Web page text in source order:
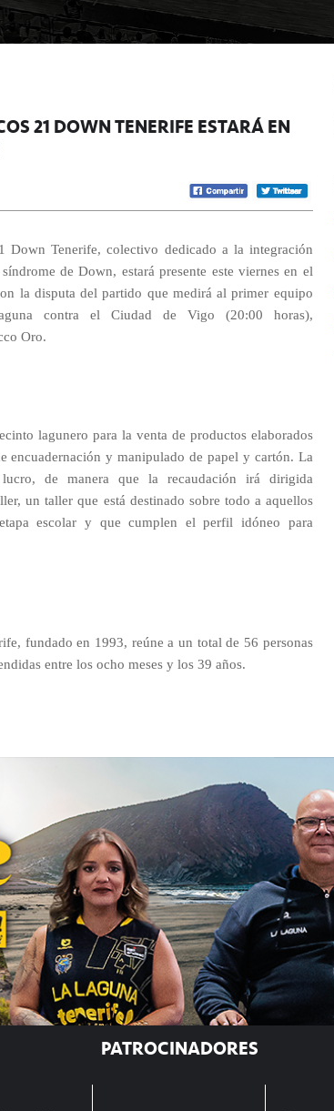
21 DOWN TENERIFE ESTARÁ EN
Down Tenerife, colectivo dedicado a la integración
de Down, estará presente este viernes en el
la disputa del partido que medirá al primer equipo
contra el Ciudad de Vigo (20:00 horas),
Oro.
lagunero para la venta de productos elaborados
encuadernación y manipulado de papel y cartón. La
de manera que la recaudación irá dirigida
un taller que está destinado sobre todo a aquellos
escolar y que cumplen el perfil idóneo para
fundado en 1993, reúne a un total de 56 personas
entre los ocho meses y los 39 años.
PATROCINADORES